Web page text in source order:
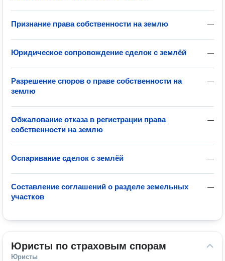
—
Признание права собственности на землю
—
Юридическое сопровождение сделок с землёй
—
Разрешение споров о праве собственности на
землю
—
Обжалование отказа в регистрации права
собственности на землю
—
Оспаривание сделок с землёй
—
Составление соглашений о разделе земельных
участков
Юристы по страховым спорам
Юристы